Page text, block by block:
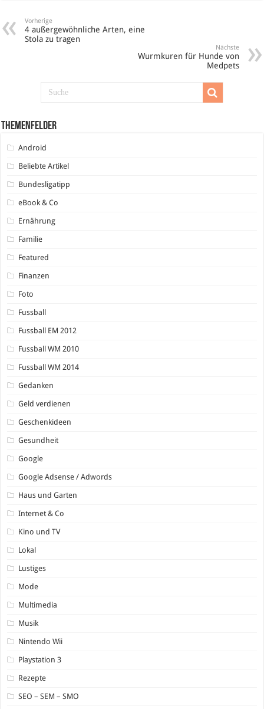
Vorherige
4 außergewöhnliche Arten, eine
Stola zu tragen
Nächste
Wurmkuren für Hunde von
Medpets
Themenfelder
Android
Beliebte Artikel
Bundesligatipp
eBook & Co
Ernährung
Familie
Featured
Finanzen
Foto
Fussball
Fussball EM 2012
Fussball WM 2010
Fussball WM 2014
Gedanken
Geld verdienen
Geschenkideen
Gesundheit
Google
Google Adsense / Adwords
Haus und Garten
Internet & Co
Kino und TV
Lokal
Lustiges
Mode
Multimedia
Musik
Nintendo Wii
Playstation 3
Rezepte
SEO – SEM – SMO